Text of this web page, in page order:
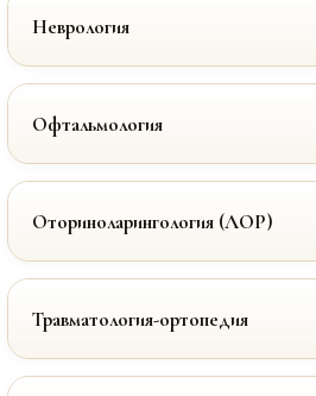
Неврология
Офтальмология
Оториноларингология (ЛОР)
Травматология-ортопедия